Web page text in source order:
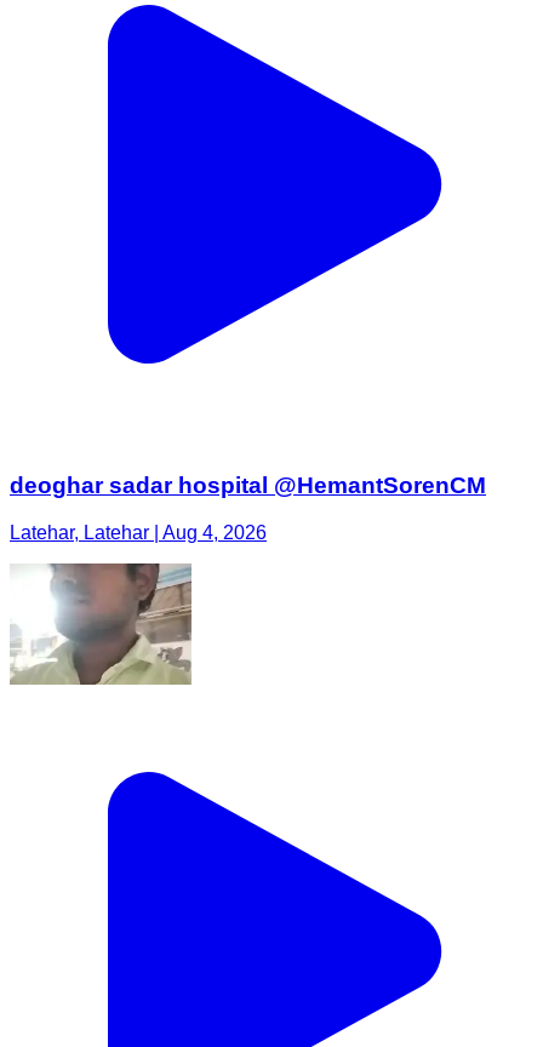
deoghar sadar hospital @HemantSorenCM
Latehar, Latehar | Aug 4, 2026